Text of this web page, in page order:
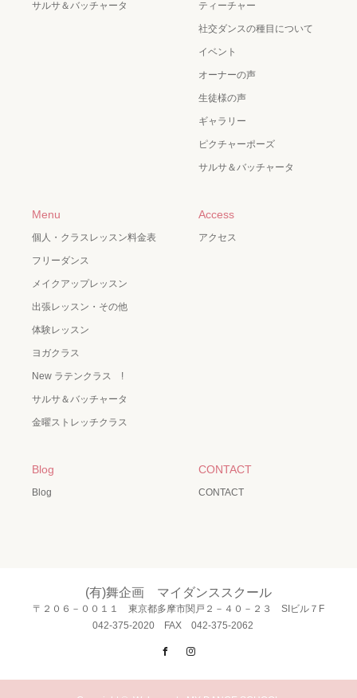
サルサ＆バッチャータ ティーチャー
社交ダンスの種目について
イベント
オーナーの声
生徒様の声
ギャラリー
ピクチャーポーズ
サルサ＆バッチャータ
Menu
個人・クラスレッスン料金表
フリーダンス
メイクアップレッスン
出張レッスン・その他
体験レッスン
ヨガクラス
New ラテンクラス !
サルサ＆バッチャータ
金曜ストレッチクラス
Access
アクセス
Blog
Blog
CONTACT
CONTACT
(有)舞企画 マイダンススクール
〒２０６－００１１ 東京都多摩市関戸２－４０－２３ SIビル７F
042-375-2020 FAX 042-375-2062
Facebook